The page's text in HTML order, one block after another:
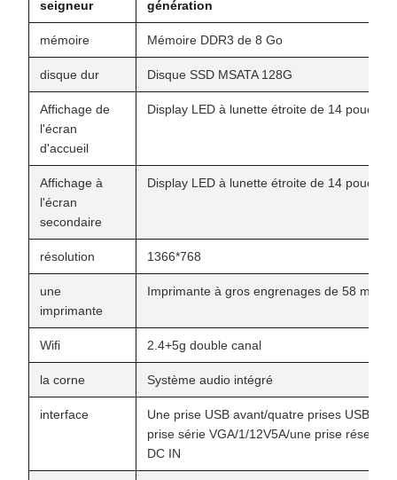
seigneur
génération
mémoire Mémoire DDR3 de 8 Go
disque dur Disque SSD MSATA 128G
Affichage de
l'écran
d'accueil
Display LED à lunette étroite de 14 pouces
Affichage à
l'écran
secondaire
Display LED à lunette étroite de 14 pouces
résolution 1366*768
une
imprimante
Imprimante à gros engrenages de 58 mm
Wifi 2.4+5g double canal
la corne Système audio intégré
interface
Une prise USB avant/quatre prises USB
prise série VGA/1/12V5A/une prise réseau/
DC IN